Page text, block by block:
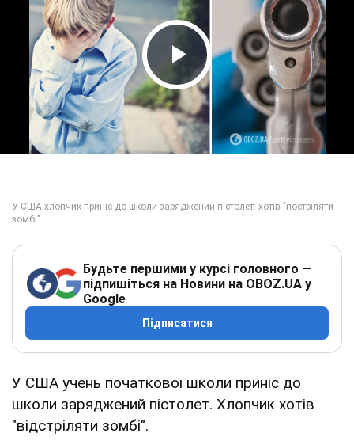
Play Video
Будьте першими у курсі головного —
підпишіться на Новини на OBOZ.UA у
Google
Підписатися
У США учень початкової школи приніс до
школи заряджений пістолет. Хлопчик хотів
"відстріляти зомбі".